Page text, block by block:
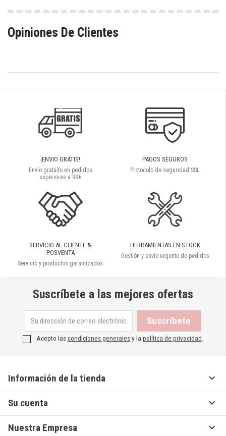
Opiniones De Clientes
¡ENVIO GRATIS!
Envío gratuíto en pedidos
superiores a 99€
PAGOS SEGUROS
Protocolo de seguridad SSL
SERVICIO AL CLIENTE &
POSVENTA
Servicio y productos garantizados
HERRAMIENTAS EN STOCK
Gestión y envío urgente de pedidos
Suscríbete a las mejores ofertas
Acepto lascondiciones generalesy la política de privacidad
Información de la tienda 
Su cuenta 
Nuestra Empresa 